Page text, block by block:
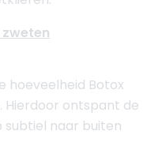
hoeveelheid Botox
Hierdoor ontspant de
subtiel naar buiten